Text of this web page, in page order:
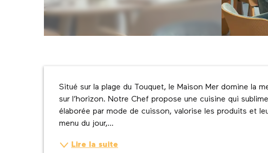
Description
Situé sur la plage du Touquet, le Maison Mer domine la
sur l’horizon. Notre Chef propose une cuisine qui
élaborée par mode de cuisson, valorise les produits et
menu du jour,...
Lire la suite